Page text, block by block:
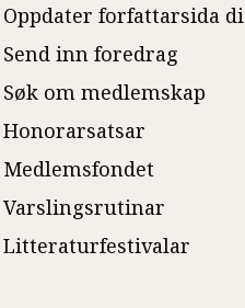
Oppdater forfattarsida di
Send inn foredrag
Søk om medlemskap
Honorarsatsar
Medlemsfondet
Varslingsrutinar
Litteraturfestivalar